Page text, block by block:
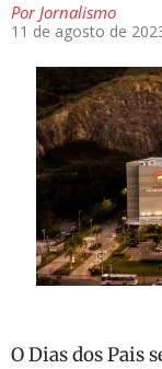
PorJornalismo
11 de agosto de
O Dias dos Pais